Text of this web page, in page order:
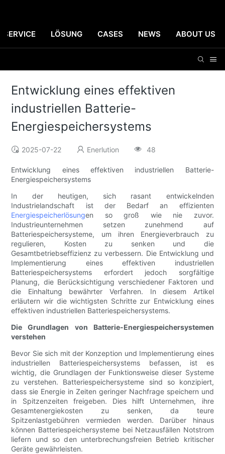
SERVICE LÖSUNG CASES NEWS ABOUT US
Entwicklung eines effektiven
industriellen Batterie-
Energiespeichersystems
2025-07-22 Enerlution 48
Entwicklung eines effektiven industriellen Batterie-
Energiespeichersystems
In der heutigen, sich rasant entwickelnden
Industrielandschaft ist der Bedarf an effizienten
Energiespeicherlösungen so groß wie nie zuvor.
Industrieunternehmen setzen zunehmend auf
Batteriespeichersysteme, um ihren Energieverbrauch zu
regulieren, Kosten zu senken und die
Gesamtbetriebseffizienz zu verbessern. Die Entwicklung und
Implementierung eines effektiven industriellen
Batteriespeichersystems erfordert jedoch sorgfältige
Planung, die Berücksichtigung verschiedener Faktoren und
die Einhaltung bewährter Verfahren. In diesem Artikel
erläutern wir die wichtigsten Schritte zur Entwicklung eines
effektiven industriellen Batteriespeichersystems.
Die Grundlagen von Batterie-Energiespeichersystemen
verstehen
Bevor Sie sich mit der Konzeption und Implementierung eines
industriellen Batteriespeichersystems befassen, ist es
wichtig, die Grundlagen der Funktionsweise dieser Systeme
zu verstehen. Batteriespeichersysteme sind so konzipiert,
dass sie Energie in Zeiten geringer Nachfrage speichern und
in Spitzenzeiten freigeben. Dies hilft Unternehmen, ihre
Gesamtenergiekosten zu senken, da teure
Spitzenlastgebühren vermieden werden. Darüber hinaus
können Batteriespeichersysteme bei Netzausfällen Notstrom
liefern und so den unterbrechungsfreien Betrieb kritischer
Geräte gewährleisten.